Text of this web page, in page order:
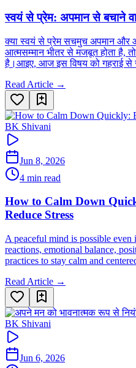
स्वयं से प्रेम: अपमान से बचाने
क्या स्वयं से प्रेम सचमुच अपमान और
आत्मसम्मान भीतर से मजबूत होता है,
है।आइए, आज इस विषय को गहराई से
Read Article →
BK Shivani
Jun 8, 2026
4 min read
How to Calm Down
Reduce Stress
A peaceful mind is possible
reactions, emotional balance,
practices to stay calm and
Read Article →
BK Shivani
Jun 6, 2026